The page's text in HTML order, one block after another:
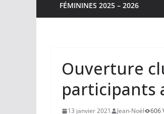
FÉMININES 2025 – 2026
Ouverture
participants
13 janvier 2021 Jean-Noël 606